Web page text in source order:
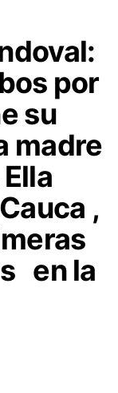
por
su
madre
,
en la